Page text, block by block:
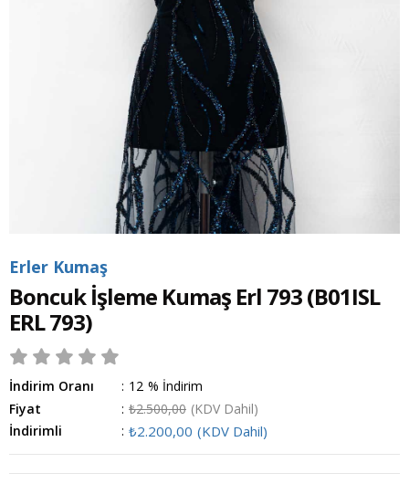
Erler Kumaş
Boncuk İşleme Kumaş Erl 793(B01ISL
ERL 793)
İndirim Oranı : %
12
İndirim
Fiyat
: ₺2.500,00 (KDV Dahil)
İndirimli
: ₺2.200,00 (KDV Dahil)